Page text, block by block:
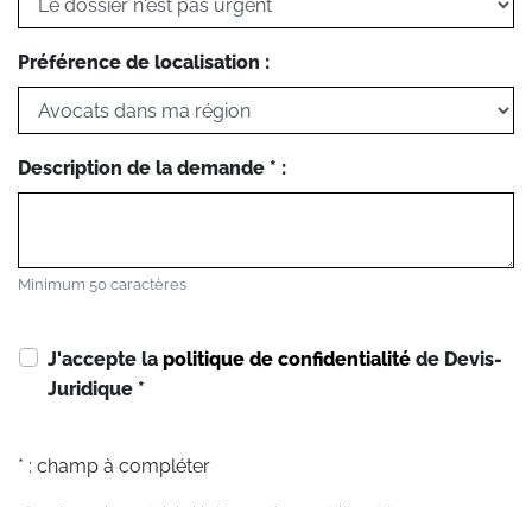
Préférence de localisation :
Description de la demande * :
Minimum 50 caractères
J'accepte la politique de confidentialité de Devis-
Juridique *
* : champ à compléter